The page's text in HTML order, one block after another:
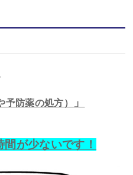
予防薬の処方）
」
が少ないです！